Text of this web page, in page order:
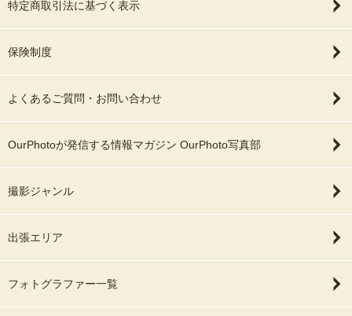
特定商取引法に基づく表示
保険制度
よくあるご質問・お問い合わせ
OurPhotoが発信する情報マガジン OurPhoto写真部
撮影ジャンル
出張エリア
フォトグラファー一覧